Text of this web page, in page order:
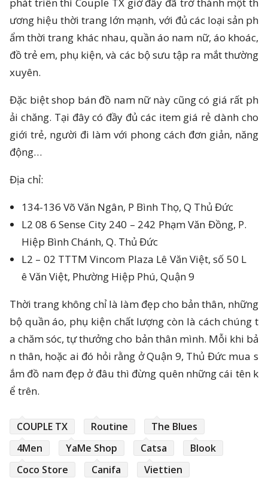
phát triển thì Couple TX giờ đây đã trở thành một th
ương hiệu thời trang lớn mạnh, với đủ các loại sản ph
ẩm thời trang khác nhau, quần áo nam nữ, áo khoác,
đồ trẻ em, phụ kiện, và các bộ sưu tập ra mắt thường
xuyên.
Đặc biệt shop bán đồ nam nữ này cũng có giá rất ph
ải chăng. Tại đây có đầy đủ các item giá rẻ dành cho
giới trẻ, người đi làm với phong cách đơn giản, năng
động…
Địa chỉ:
134-136 Võ Văn Ngân, P Bình Thọ, Q Thủ Đức
L2 08 6 Sense City 240 – 242 Phạm Văn Đồng, P.
Hiệp Bình Chánh, Q. Thủ Đức
L2 – 02 TTTM Vincom Plaza Lê Văn Việt, số 50 L
ê Văn Việt, Phường Hiệp Phú, Quận 9
Thời trang không chỉ là làm đẹp cho bản thân, những
bộ quần áo, phụ kiện chất lượng còn là cách chúng t
a chăm sóc, tự thưởng cho bản thân mình. Mỗi khi bả
n thân, hoặc ai đó hỏi rằng ở Quận 9, Thủ Đức mua s
ắm đồ nam đẹp ở đâu thì đừng quên những cái tên k
ể trên.
COUPLE TX Routine
The Blues
4Men
YaMe Shop Catsa
Blook
Coco Store
Canifa Viettien